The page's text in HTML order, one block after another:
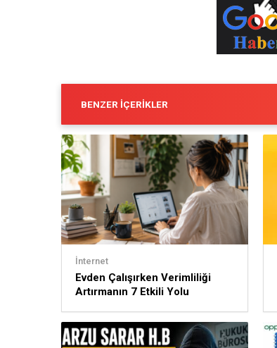
BENZER İÇERIKLER
İnternet
Evden Çalışırken Verimliliği
Artırmanın 7 Etkili Yolu